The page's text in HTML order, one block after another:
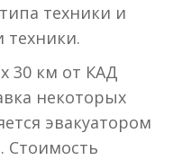
техники и
техники.
30 км от КАД
некоторых
эвакуатором
Стоимость